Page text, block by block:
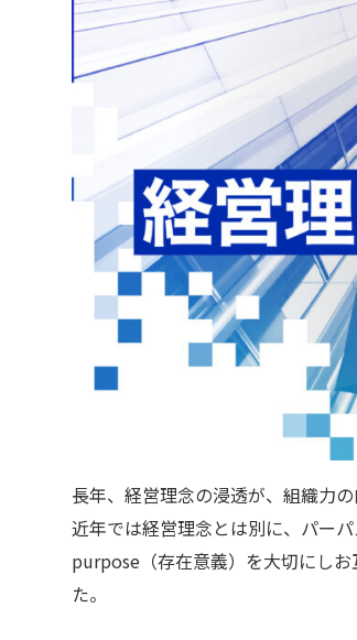
長年、経営理念の浸透が、組織力
近年では経営理念とは別に、パー
purpose（存在意義）を大切にし
た。